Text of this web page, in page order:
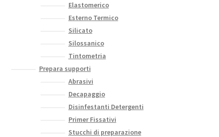
Elastomerico
Esterno Termico
Silicato
Silossanico
Tintometria
Prepara supporti
Abrasivi
Decapaggio
Disinfestanti Detergenti
Primer Fissativi
Stucchi di preparazione